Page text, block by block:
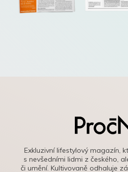
Exkluzivní lifestylový magazín,
s nevšedními lidmi z českého,
či umění. Kultivovaně odhaluje